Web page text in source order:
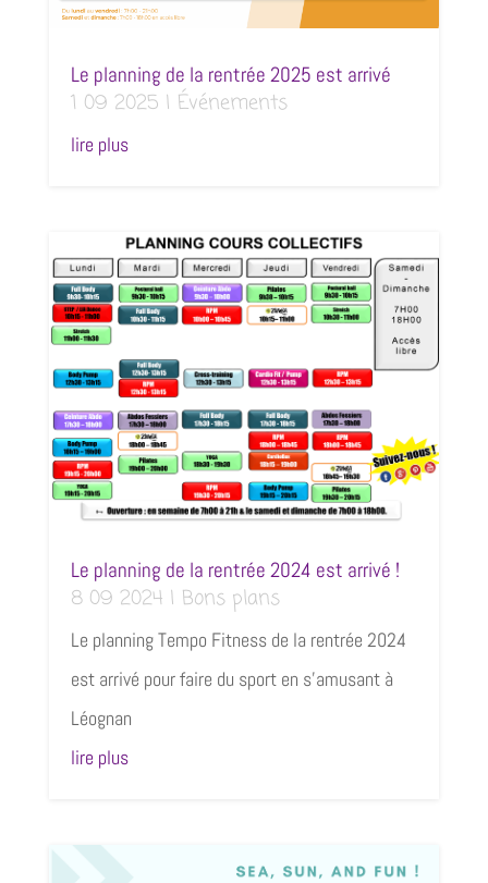
Le planning de la rentrée 2025 est arrivé
1 09 2025 | Événements
lire plus
Le planning de la rentrée 2024 est arrivé !
8 09 2024 | Bons plans
Le planning Tempo Fitness de la rentrée 2024
est arrivé pour faire du sport en s’amusant à
Léognan
lire plus